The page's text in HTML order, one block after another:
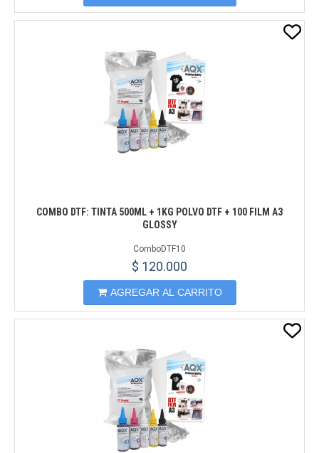
COMBO DTF: TINTA 500ML + 1KG POLVO DTF + 100 FILM A3
GLOSSY
ComboDTF10
$ 120.000
AGREGAR AL CARRITO